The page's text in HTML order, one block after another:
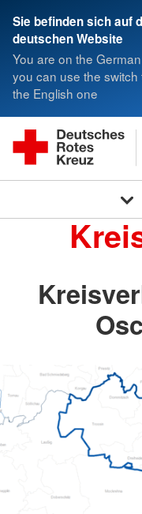
Sie befinden sich auf
deutschen Website
You are on the
you can use the switch
the English one